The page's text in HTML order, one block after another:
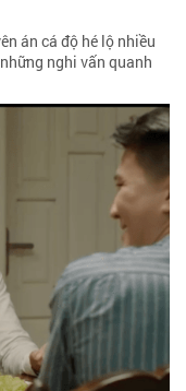
án cá độ hé lộ nhiều
nghi vấn quanh